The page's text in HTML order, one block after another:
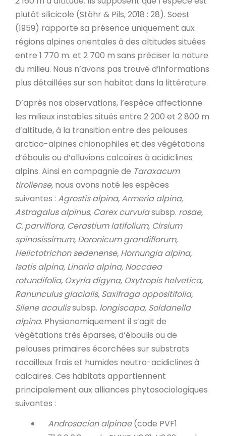
plutôt silicicole (Stöhr & Pils, 2018 : 28). Soest
(1959) rapporte sa présence uniquement aux
régions alpines orientales à des altitudes situées
entre 1 770 m. et 2 700 m sans préciser la nature
du milieu. Nous n’avons pas trouvé d’informations
plus détaillées sur son habitat dans la littérature.
D’après nos observations, l’espèce affectionne
les milieux instables situés entre 2 200 et 2 800 m
d’altitude, à la transition entre des pelouses
arctico-alpines chionophiles et des végétations
d’éboulis ou d’alluvions calcaires à acidiclines
alpins. Ainsi en compagnie de Taraxacum
tiroliense, nous avons noté les espèces
suivantes : Agrostis alpina, Armeria alpina,
Astragalus alpinus, Carex curvulasubsp. rosae,
C. parviflora, Cerastium latifolium, Cirsium
spinosissimum, Doronicum grandiflorum,
Helictotrichon sedenense, Hornungia alpina,
Isatis alpina, Linaria alpina, Noccaea
rotundifolia, Oxyria digyna, Oxytropis helvetica,
Ranunculus glacialis, Saxifraga oppositifolia,
Silene acaulissubsp. longiscapa, Soldanella
alpina. Physionomiquement il s’agit de
végétations très éparses, d’éboulis ou de
pelouses primaires écorchées sur substrats
rocailleux frais et humides neutro-acidiclines à
calcaires. Ces habitats appartiennent
principalement aux alliances phytosociologiques
suivantes :
Androsacion alpinae(code PVF1